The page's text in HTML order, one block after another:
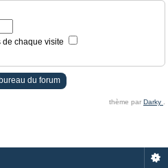
de chaque visite
du forum
thème par Darky